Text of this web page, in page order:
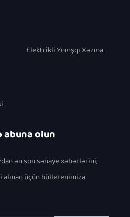
Elektrikli Yumşqı Xəzmə
abunə olun
ən son sənaye xəbərlərini,
üçün bülletenimizə